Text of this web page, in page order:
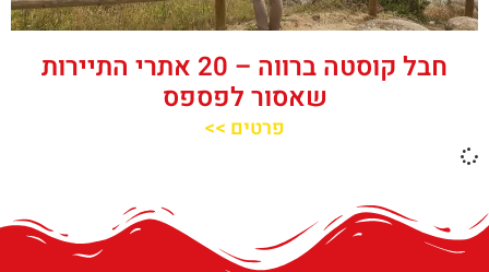
חבל קוסטה ברווה – 20 אתרי התיירות
שאסור לפספס
פרטים >>